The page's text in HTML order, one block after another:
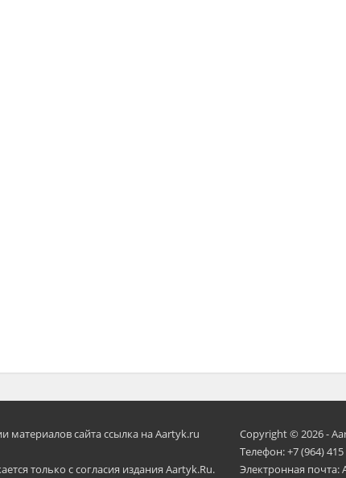
сайта ссылка на Aartyk.ru
только с согласия издания Aartyk.Ru.
Copyright © 2026 -
Телефон: +7 (964) 415
Электронная почта: